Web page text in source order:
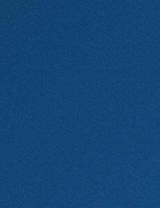
Notícias Contato